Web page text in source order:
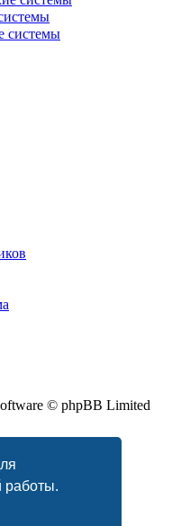
работы.
системы
© phpBB Limited